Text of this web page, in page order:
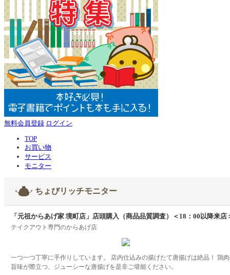
無料会員登録 ログイン
TOP
お買い物
サービス
モニター
ちょびリッチモニター
「元祖からあげ家 境町店」店頭購入（商品品質調査）＜18：00以降来店
テイクアウト専門のからあげ店
一つ一つ丁寧に手作りしています。 店内仕込みの揚げたて唐揚げは絶品！ 鶏
旨味が際立つ、ジューシーな唐揚げを是非ご堪能ください。